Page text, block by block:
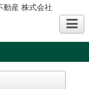
動産 株式会社